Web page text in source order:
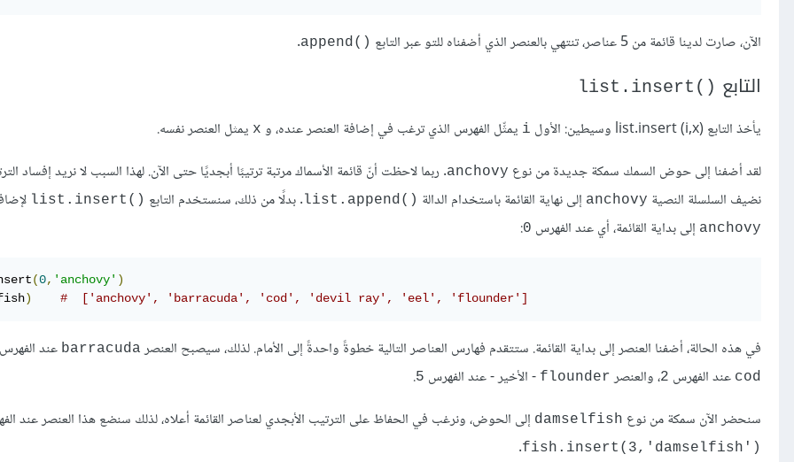
الآن، صارت لدينا قائمة من 5 عناصر، تنتهي بالعنصر الذي أضفناه للتو عبر التابع append()‎
.
التابع list.insert()‎
يأخذ التابع list.insert (i,x) وسيطين: الأول i يمثِّل الفهرس الذي ترغب في إضافة العنصر عنده، و x يمثل العنصر نفسه.
لقد أضفنا إلى حوض السمك سمكة جديدة من نوع anchovy. ربما لاحظت أنّ قائمة الأسماك مرتبة ترتيبًا أبجديًا حتى الآن. لهذا السبب لا نريد إفساد
نضيف السلسلة النصية anchovy إلى نهاية القائمة باستخدام الدالة list.append()‎. بدلًا من ذلك، سنستخدم التابع list.insert()‎
anchovy إلى بداية القائمة، أي عند الفهرس 0
:
(0, 'anchovy' )
) #  ['anchovy', 'barracuda', 'cod', 'devil ray', 'eel', 'flounder']
في هذه الحالة، أضفنا العنصر إلى بداية القائمة. ستتقدم فهارس العناصر التالية خطوةً واحدةً إلى الأمام. لذلك، سيصبح العنصر barracuda عند الفهرس
cod عند الفهرس 2، والعنصر flounder - الأخير - عند الفهرس 5
.
سنحضر الآن سمكة من نوع damselfish إلى الحوض، ونرغب في الحفاظ على الترتيب الأبجدي لعناصر القائمة أعلاه، لذلك سنضع هذا العنصر عند
fish.insert(3,'damselfish')‎
.